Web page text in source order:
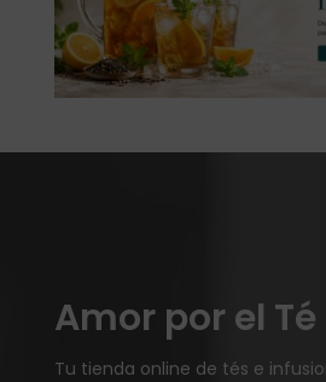
Amor por el Té
Tu tienda online de tés e